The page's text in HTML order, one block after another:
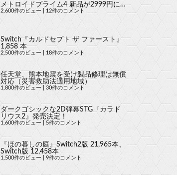
メトロイドプライム4 新品が2999円に…
2,600件のビュー 12件のコメント
Switch『カルドセプト ザ ファースト』
1,858 本
2,500件のビュー 18件のコメント
任天堂、熊本地震を受け製品修理は無償
対応（災害救助法適用地域）
1,800件のビュー|30件のコメント
ダークゴシックな2D弾幕STG『カラド
リウス2』発売決定！
1,600件のビュー 5件のコメント
『ほの暮しの庭』Switch2版 21,965本、
Switch版 12,458本
1,500件のビュー|9件のコメント